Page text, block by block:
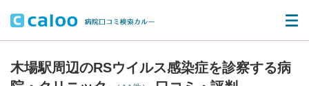
木場駅周辺のRSウイルス感染症を診察する病